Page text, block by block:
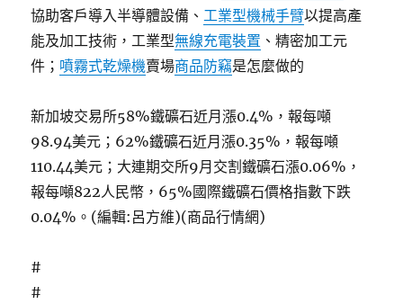
協助客戶導入半導體設備、工業型機械手臂以提高產
能及加工技術，工業型無線充電裝置 、精密加工元
件； 噴霧式乾燥機賣場商品防竊是怎麼做的
新加坡交易所58%鐵礦石近月漲0.4%，報每噸
98.94美元；62%鐵礦石近月漲0.35%，報每噸
110.44美元；大連期交所9月交割鐵礦石漲0.06%，
報每噸822人民幣，65%國際鐵礦石價格指數下跌
0.04%。(編輯:呂方維)(商品行情網)
#
#